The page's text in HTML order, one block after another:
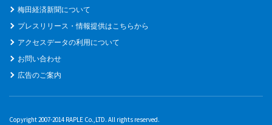
梅田経済新聞について
プレスリリース・情報提供はこちらから
アクセスデータの利用について
お問い合わせ
広告のご案内
Copyright 2007-2014 RAPLE Co.,LTD. All rights reserved.